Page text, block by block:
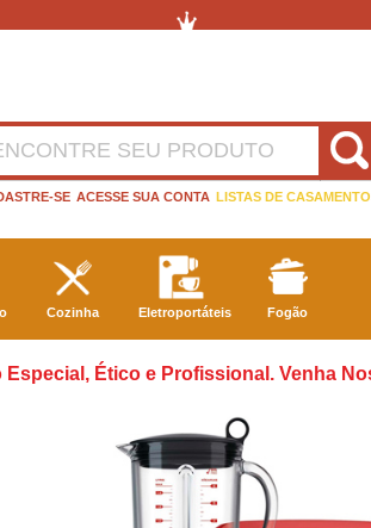
SE ACESSE SUA CONTA LISTAS DE
Cozinha Eletroportáteis Fogão
Ético e Profissional. Venha